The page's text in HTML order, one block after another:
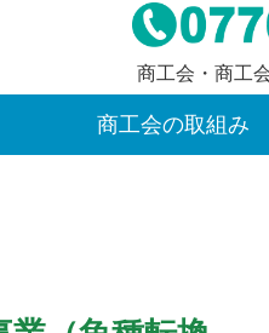
商工会・商工
商工会の取組み